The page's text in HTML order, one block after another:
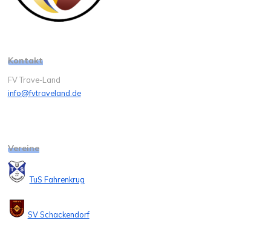
Kontakt
FV Trave-Land
info@fvtraveland.de
Vereine
TuS Fahrenkrug
SV Schackendorf